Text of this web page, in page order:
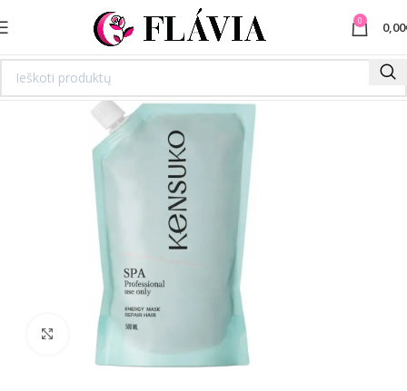
0 0,00
Spustelėkite norėdami padidinti